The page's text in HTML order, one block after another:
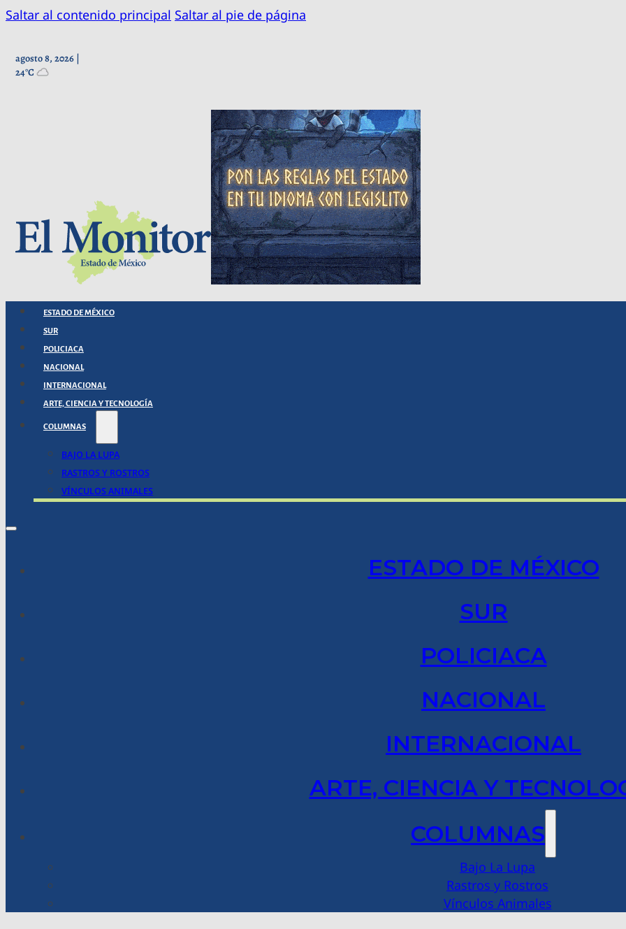
Saltar al contenido principal Saltar al pie de página
agosto 8, 2026 |
24°C
ESTADO DE MÉXICO
SUR
POLICIACA
NACIONAL
INTERNACIONAL
ARTE, CIENCIA Y TECNOLOGÍA
COLUMNAS
BAJO LA LUPA
RASTROS Y ROSTROS
VÍNCULOS ANIMALES
ESTADO DE MÉXICO
SUR
POLICIACA
NACIONAL
INTERNACIONAL
ARTE, CIENCIA Y
COLUMNAS
Bajo La Lupa
Rastros y Rostros
Vínculos Animales